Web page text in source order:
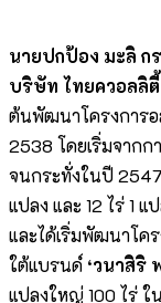
นายปกป้อง มะลิ ก
บริษัท ไทยควอลลิ
ต้นพัฒนาโครงการ
2538 โดยเริ่มจาก
จนกระทั่งในปี 2547
แปลง และ 12 ไร่ 1
และได้เริ่มพัฒนาโค
ใต้แบรนด์ ‘วนาสิริ
แปลงใหญ่ 100 ไร่